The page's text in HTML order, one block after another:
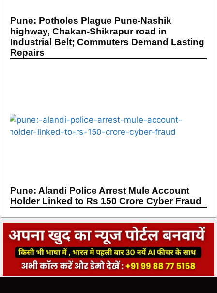
Pune: Potholes Plague Pune-Nashik
highway, Chakan-Shikrapur road in
Industrial Belt; Commuters Demand Lasting
Repairs
Pune: Alandi Police Arrest Mule Account
Holder Linked to Rs 150 Crore Cyber Fraud